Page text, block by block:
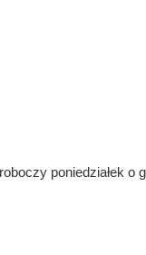
poniedziałek o